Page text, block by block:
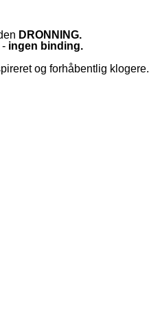
DRONNING.
- ingen binding.
og forhåbentlig klogere.